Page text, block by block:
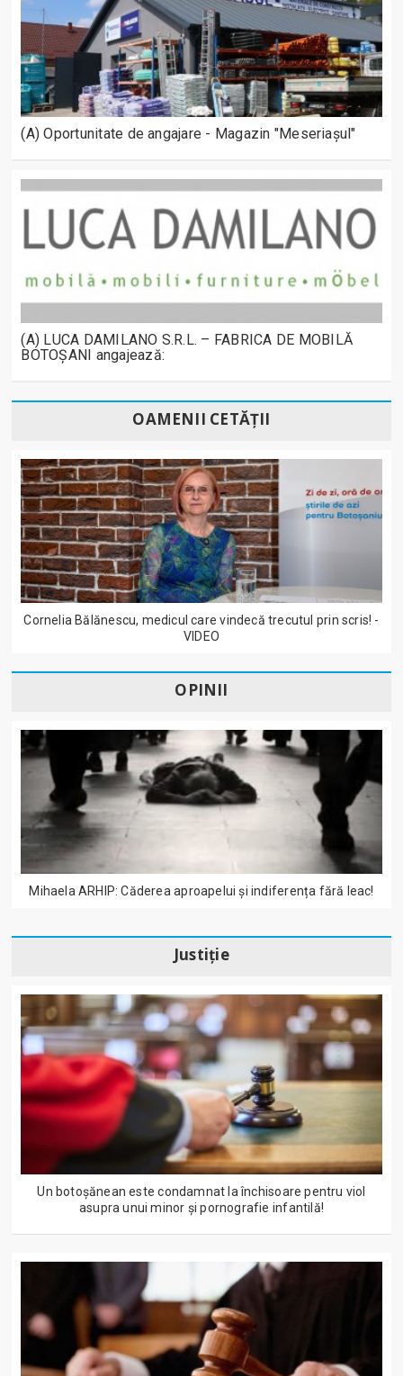
(A) Oportunitate de angajare - Magazin "Meseriașul"
(A) LUCA DAMILANO S.R.L. – FABRICA DE MOBILĂ
BOTOȘANI angajează:
OAMENII CETĂȚII
Cornelia Bălănescu, medicul care vindecă trecutul prin scris! -
VIDEO
OPINII
Mihaela ARHIP: Căderea aproapelui și indiferența fără leac!
Justiție
Un botoșănean este condamnat la închisoare pentru viol
asupra unui minor și pornografie infantilă!